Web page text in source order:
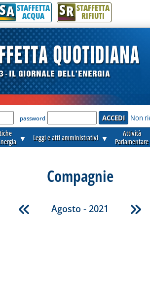
SA STAFFETTA
ACQUA SR STAFFETTA
RIFIUTI
per accedere'
password Non
▼ Leggi e atti amministrativi ▼
Attività
Parlamentare
Compagnie
Agosto - 2021